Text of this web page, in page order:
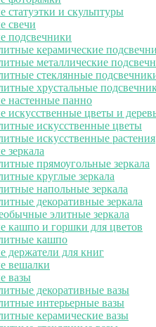
статуэтки и скульптуры
свечи
подсвечники
керамические
металлические
стеклянные
хрустальные
настенные панно
искусственные цветы и
искусственные цветы
искусственные растения
зеркала
прямоугольные зеркала
круглые зеркала
напольные зеркала
декоративные зеркала
элитные зеркала
кашпо и горшки для цветов
кашпо
держатели для книг
вешалки
вазы
декоративные вазы
интерьерные вазы
керамические вазы